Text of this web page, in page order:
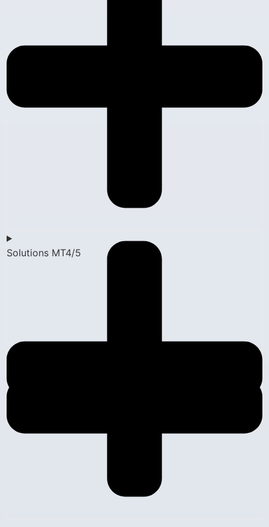
Solutions MT4/5